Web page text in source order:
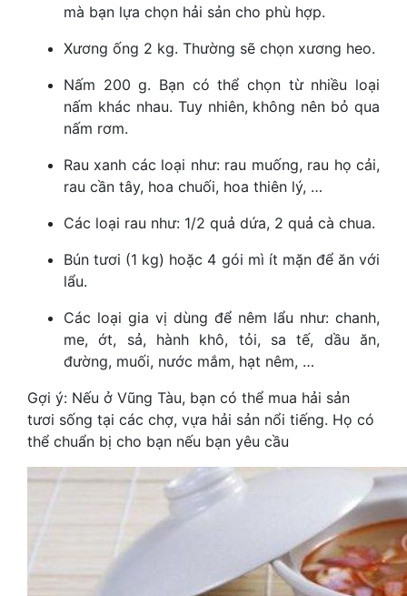
mà bạn lựa chọn hải sản cho phù hợp.
Xương ống 2 kg. Thường sẽ chọn xương heo.
Nấm 200 g. Bạn có thể chọn từ nhiều loại
nấm khác nhau. Tuy nhiên, không nên bỏ qua
nấm rơm.
Rau xanh các loại như: rau muống, rau họ cải,
rau cần tây, hoa chuối, hoa thiên lý, …
Các loại rau như: 1/2 quả dứa, 2 quả cà chua.
Bún tươi (1 kg) hoặc 4 gói mì ít mặn để ăn với
lẩu.
Các loại gia vị dùng để nêm lẩu như: chanh,
me, ớt, sả, hành khô, tỏi, sa tế, dầu ăn,
đường, muối, nước mắm, hạt nêm, …
Gợi ý: Nếu ở Vũng Tàu, bạn có thể mua hải sản
tươi sống tại các chợ, vựa hải sản nổi tiếng. Họ có
thể chuẩn bị cho bạn nếu bạn yêu cầu